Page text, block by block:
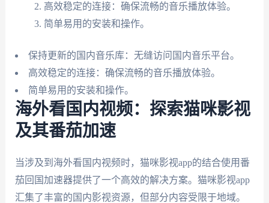
高效稳定的连接：确保流畅的音乐播放体验。
简单易用的安装和操作。
保持更新的国内音乐库：无缝访问国内音乐平台。
高效稳定的连接：确保流畅的音乐播放体验。
简单易用的安装和操作。
海外看国内视频：探索猫咪影视
及其番茄加速
当涉及到海外看国内视频时，猫咪影视app的结合使用番
茄回国加速器提供了一个高效的解决方案。猫咪影视app
汇集了丰富的国内影视资源，但部分内容受限于地域。